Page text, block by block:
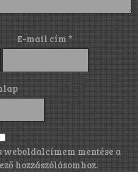
E-mail cím*
mentése a
hozzászólásomhoz.